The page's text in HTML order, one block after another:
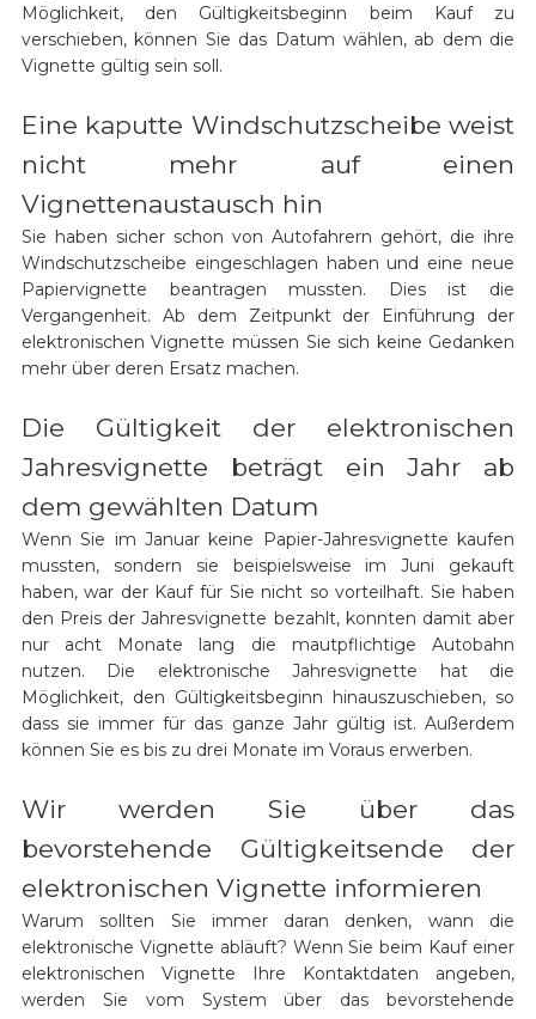
Möglichkeit, den Gültigkeitsbeginn beim Kauf zu
verschieben, können Sie das Datum wählen, ab dem die
Vignette gültig sein soll.
Eine kaputte Windschutzscheibe weist
nicht mehr auf einen
Vignettenaustausch hin
Sie haben sicher schon von Autofahrern gehört, die ihre
Windschutzscheibe eingeschlagen haben und eine neue
Papiervignette beantragen mussten. Dies ist die
Vergangenheit. Ab dem Zeitpunkt der Einführung der
elektronischen Vignette müssen Sie sich keine Gedanken
mehr über deren Ersatz machen.
Die Gültigkeit der elektronischen
Jahresvignette beträgt ein Jahr ab
dem gewählten Datum
Wenn Sie im Januar keine Papier-Jahresvignette kaufen
mussten, sondern sie beispielsweise im Juni gekauft
haben, war der Kauf für Sie nicht so vorteilhaft. Sie haben
den Preis der Jahresvignette bezahlt, konnten damit aber
nur acht Monate lang die mautpflichtige Autobahn
nutzen. Die elektronische Jahresvignette hat die
Möglichkeit, den Gültigkeitsbeginn hinauszuschieben, so
dass sie immer für das ganze Jahr gültig ist. Außerdem
können Sie es bis zu drei Monate im Voraus erwerben.
Wir werden Sie über das
bevorstehende Gültigkeitsende der
elektronischen Vignette informieren
Warum sollten Sie immer daran denken, wann die
elektronische Vignette abläuft? Wenn Sie beim Kauf einer
elektronischen Vignette Ihre Kontaktdaten angeben,
werden Sie vom System über das bevorstehende